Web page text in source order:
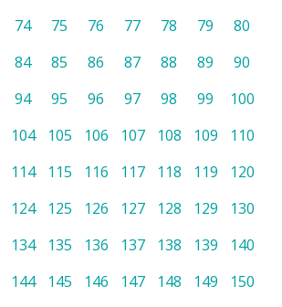
74 75 76 77 78 79
80
84 85 86 87 88 89
90
94 95 96 97 98 99
100
104 105 106 107 108 109
110
114 115 116 117 118 119
120
124 125 126 127 128 129
130
134 135 136 137 138 139
140
144 145 146 147 148 149
150